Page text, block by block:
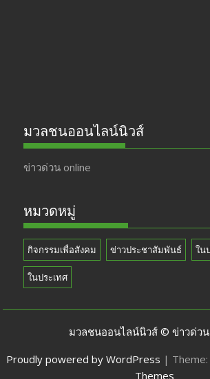
มวลชนออนไลน์นิวส์
ข่าวด่วน online
หมวดหมู่
กิจกรรมเพื่อสังคม ข่าวประชาสัมพันธ์ ใน
ในประเทศ
มวลชนออนไลน์นิวส์ © ข่าวด่วน
Proudly powered by WordPress |
Themes